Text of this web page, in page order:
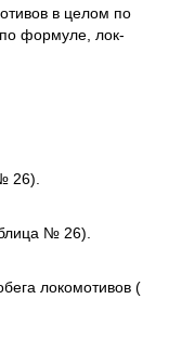
в целом по
формуле, лок-
26).
№ 26).
локомотивов (